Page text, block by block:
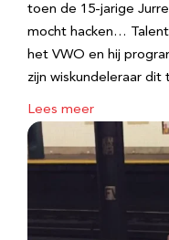
toen de 15-jarige
mocht hacken…
het VWO en hij
zijn wiskundeleraar
Lees meer